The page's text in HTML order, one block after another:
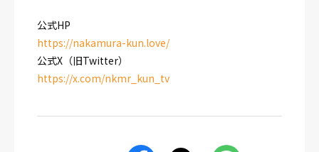
公式HP
https://nakamura-kun.love/
公式X（旧Twitter）
https://x.com/nkmr_kun_tv